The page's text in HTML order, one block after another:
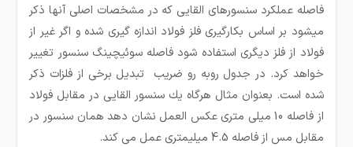
فاصله عملكرد سنسورهای القایی كه در مشخصات اصلی آنها ذكر
میشود بر اساس بكارگیری فلز فولاد اندازه گیری شده و اگر غیر از
فولاد از فلز دیگری استفاده شود فاصله سوئیچینگ سنسور تغییر
خواهد كرد. در جدول روبه رو ضریب تبدیل برخی از فلزات ذكر
شده است. بعنوان مثال هرگاه یك سنسور القایی در مقابل فولاد
از فاصله 10 میلی متری عكس العمل نشان دهد همان سنسور در
مقابل مس از فاصله 4.5 میلیمتری عمل می كند.